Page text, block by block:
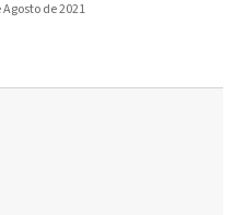
Agosto de 2021